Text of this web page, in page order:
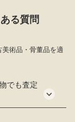
る質問
術品・骨董品を適
でも査定